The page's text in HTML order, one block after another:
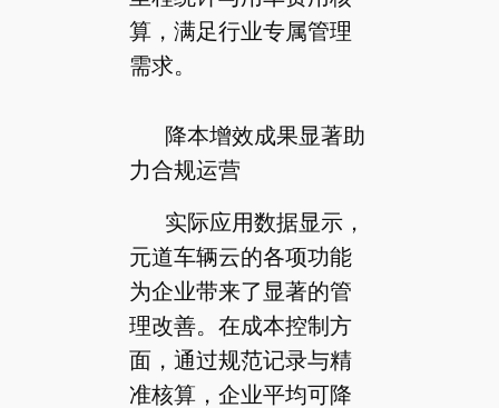
算，满足行业专属管理
需求。
降本增效成果显著助
力合规运营
实际应用数据显示，
元道车辆云的各项功能
为企业带来了显著的管
理改善。在成本控制方
面，通过规范记录与精
准核算，企业平均可降